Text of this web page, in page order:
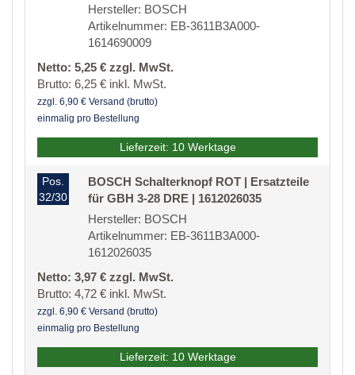
Hersteller: BOSCH
Artikelnummer: EB-3611B3A000-
1614690009
Netto: 5,25 € zzgl. MwSt.
Brutto: 6,25 € inkl. MwSt.
zzgl. 6,90 € Versand (brutto)
einmalig pro Bestellung
Lieferzeit: 10 Werktage
Pos.
32/30
BOSCH Schalterknopf ROT | Ersatzteile
für GBH 3-28 DRE | 1612026035
Hersteller: BOSCH
Artikelnummer: EB-3611B3A000-
1612026035
Netto: 3,97 € zzgl. MwSt.
Brutto: 4,72 € inkl. MwSt.
zzgl. 6,90 € Versand (brutto)
einmalig pro Bestellung
Lieferzeit: 10 Werktage